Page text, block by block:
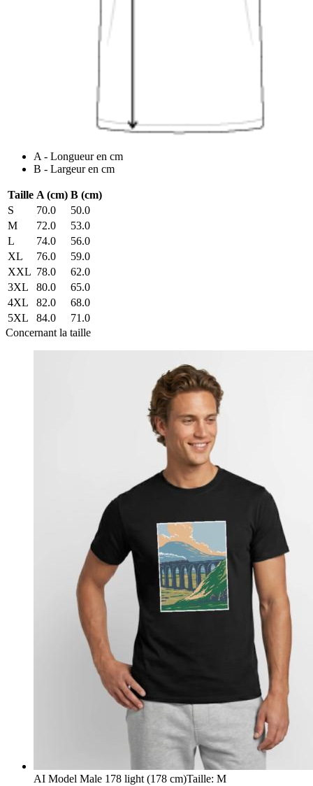
A - Longueur en cm
B - Largeur en cm
Taille A (cm) B (cm)
S
70.0
50.0
M
72.0
53.0
L
74.0
56.0
XL
76.0
59.0
XXL 78.0
62.0
3XL
80.0
65.0
4XL
82.0
68.0
5XL
84.0
71.0
Concernant la taille
AI Model Male 178 light (178 cm)Taille: M